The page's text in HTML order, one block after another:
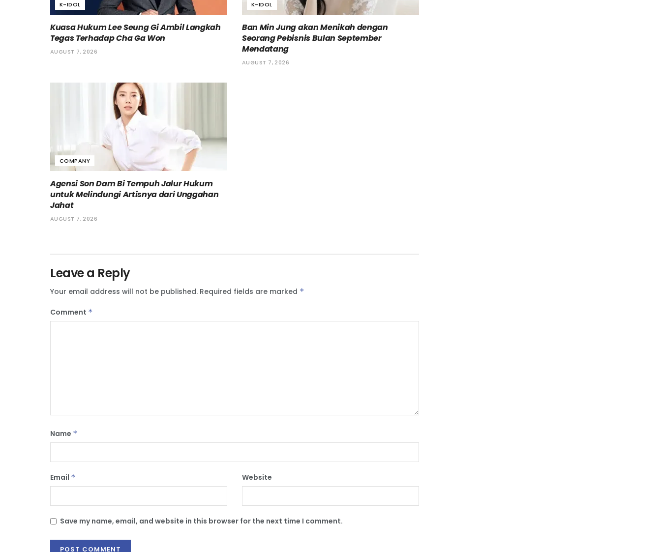
K-IDOL
Kuasa Hukum Lee Seung Gi Ambil Langkah
Tegas Terhadap Cha Ga Won
AUGUST 7, 2026
K-IDOL
Ban Min Jung akan Menikah dengan
Seorang Pebisnis Bulan September
Mendatang
AUGUST 7, 2026
COMPANY
Agensi Son Dam Bi Tempuh Jalur Hukum
untuk Melindungi Artisnya dari Unggahan
Jahat
AUGUST 7, 2026
Leave a Reply
Your email address will not be published. Required fields are marked *
Comment *
Name *
Email * Website
Save my name, email, and website in this browser for the next time I comment.